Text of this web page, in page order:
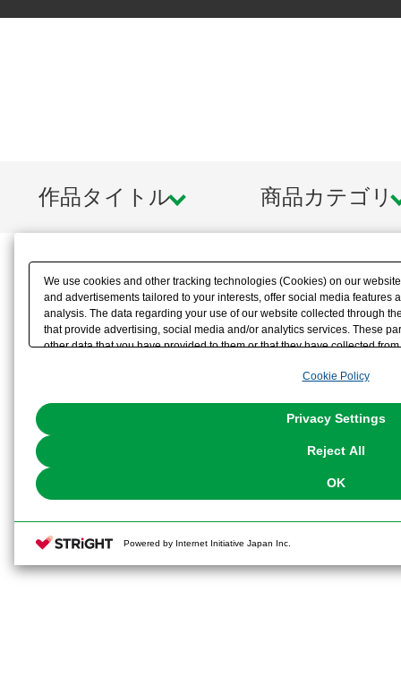
作品タイトル 商品カテゴリ
We use cookies and other tracking technologies (Cookies) on our
and advertisements tailored to your interests, offer social media features
analysis. The data regarding your use of our website collected through
that provide advertising, social media and/or analytics services. These
other data that you have provided to them or that they have collected
the use of all Cookies except for Strictly Necessary Cookies, please
You can change your consent or rejection settings at any time via
Cookie Policy
Privacy Settings
Reject All
OK
Powered by Internet Initiative Japan Inc.